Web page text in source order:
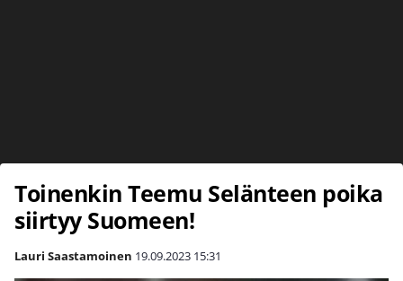
Toinenkin Teemu Selänteen poika
siirtyy Suomeen!
Lauri Saastamoinen 19.09.2023 15:31